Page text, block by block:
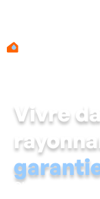
Vivre
Chez Aqua